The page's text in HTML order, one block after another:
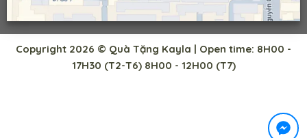
Copyright 2026 © Quà Tặng Kayla | Open time: 8H00 -
17H30 (T2-T6) 8H00 - 12H00 (T7)